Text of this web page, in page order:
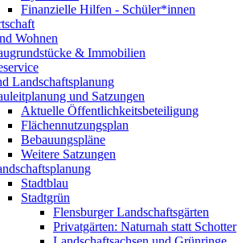
Finanzielle Hilfen - Schüler*innen
Wohnen
& Immobilien
Landschaftsplanung
und Satzungen
Aktuelle Öffentlichkeitsbeteiligung
Flächennutzungsplan
Bebauungspläne
Weitere Satzungen
Stadtblau
Stadtgrün
Flensburger Landschaftsgärten
Privatgärten: Naturnah statt Schotter